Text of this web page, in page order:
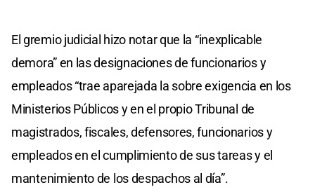
El gremio judicial hizo notar que la “inexplicable
demora” en las designaciones de funcionarios y
empleados “trae aparejada la sobre exigencia en los
Ministerios Públicos y en el propio Tribunal de
magistrados, fiscales, defensores, funcionarios y
empleados en el cumplimiento de sus tareas y el
mantenimiento de los despachos al día”.